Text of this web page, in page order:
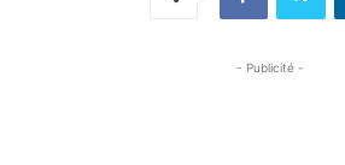
- Publicité -